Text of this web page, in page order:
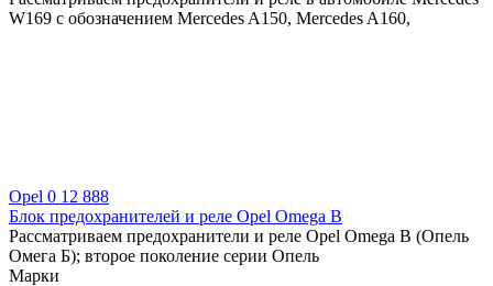
W169 с обозначением Mercedes A150, Mercedes A160,
Opel 0 12 888
Блок предохранителей и реле Opel Omega B
Рассматриваем предохранители и реле Opel Omega B (Опель
Омега Б); второе поколение серии Опель
Марки